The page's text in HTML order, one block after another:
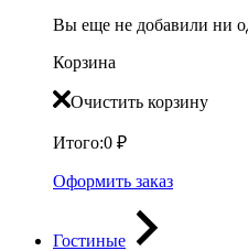
Вы еще не добавили ни
Корзина
Очистить корзину
Итого:0 ₽
Оформить заказ
Гостиные